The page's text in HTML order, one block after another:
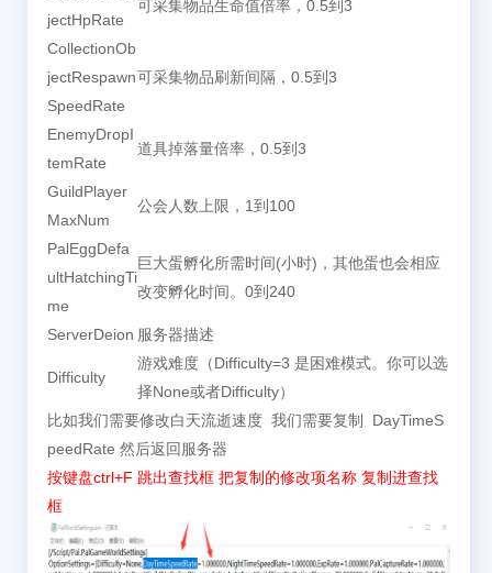
jectHpRate
可采集物品生命值倍率，0.5到3
CollectionOb
jectRespawn
SpeedRate
可采集物品刷新间隔，0.5到3
EnemyDropI
temRate
道具掉落量倍率，0.5到3
GuildPlayer
MaxNum
公会人数上限，1到100
PalEggDefa
ultHatchingTi
me
巨大蛋孵化所需时间(小时)，其他蛋也会相应
改变孵化时间。0到240
ServerDeion 服务器描述
Difficulty
游戏难度（Difficulty=3 是困难模式。你可以选
择None或者Difficulty）
比如我们需要修改白天流逝速度 我们需要复制 DayTimeS
peedRate 然后返回服务器
按键盘ctrl+F 跳出查找框 把复制的修改项名称 复制进查找
框